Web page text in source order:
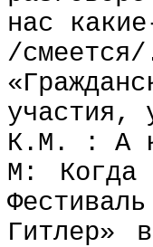
нас
/
участия,
К.М. : А
М: Когда
Гитлер»